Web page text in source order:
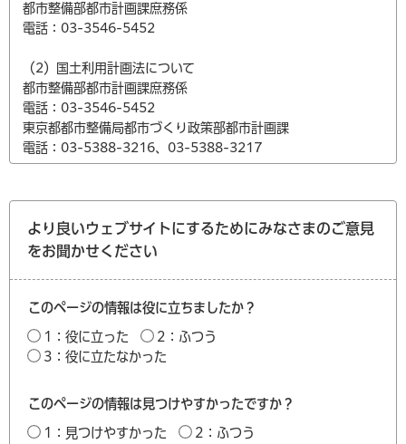
都市整備部都市計画課庶務係
電話：03-3546-5452
（2）国土利用計画法について
都市整備部都市計画課庶務係
電話：03-3546-5452
東京都都市整備局都市づくり政策部都市計画課
電話：03-5388-3216、03-5388-3217
より良いウェブサイトにするためにみなさまのご意見
をお聞かせください
このページの情報は役に立ちましたか？
1：役に立った
2：ふつう
3：役に立たなかった
このページの情報は見つけやすかったですか？
1：見つけやすかった
2：ふつう